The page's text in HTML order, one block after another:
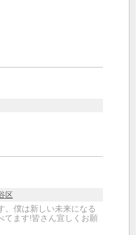
区
。僕は新しい未来になる
てます!皆さん宜しくお願